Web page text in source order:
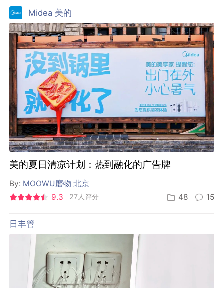
Midea 美的
美的夏日清凉计划：热到融化的广告牌
By: MOOWU磨物 北京
9.3
27人评分 48 15
日丰管